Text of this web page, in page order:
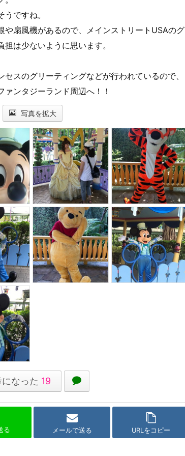
ですね。
や扇風機があるので、メインストリートUSAのグ
は少ないように思います。
スのグリーティングなどが行われているので、
ンタジーランド周辺へ！！
写真を拡大
なった 19
る メールで送る URLをコピー